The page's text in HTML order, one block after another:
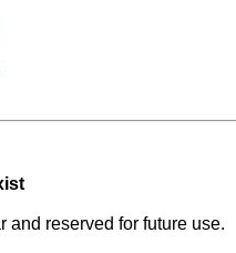
and reserved for future use.